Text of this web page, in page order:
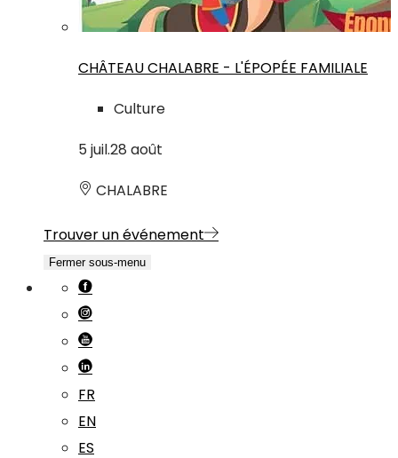
CHÂTEAU CHALABRE - L'ÉPOPÉE FAMILIALE
Culture
5 juil.28 août
CHALABRE
Trouver un événement
Fermer sous-menu
FR
EN
ES